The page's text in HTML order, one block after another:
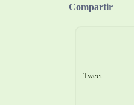
Compartir
Tweet